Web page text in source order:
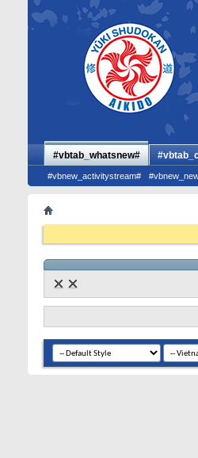
#vbtab_whatsnew#
#vbnew_activitystream#